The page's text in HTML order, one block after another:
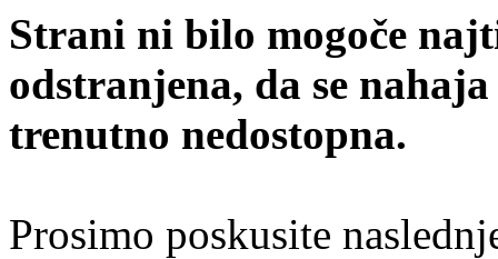
Strani ni bilo mogoče
odstranjena, da se
trenutno nedostopna.
Prosimo poskusite